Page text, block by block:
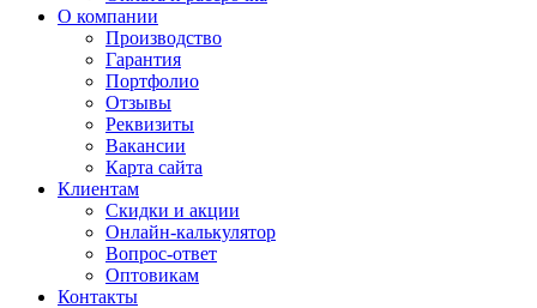
О компании
Производство
Гарантия
Портфолио
Отзывы
Реквизиты
Вакансии
Карта сайта
Клиентам
Скидки и акции
Онлайн-калькулятор
Вопрос-ответ
Оптовикам
Контакты